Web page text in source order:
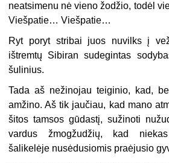
neatsimenu nė vieno žodžio, todėl
Viešpatie… Viešpatie…
Ryt poryt stribai juos nuvilks į
ištremtų Sibiran sudegintas
šulinius.
Tada aš nežinojau teiginio, kad,
amžino. Aš tik jaučiau, kad mano
šitos tamsos gūdastį, sužinoti
vardus žmogžudžių, kad
šalikelėje nusėdusiomis praėjusio